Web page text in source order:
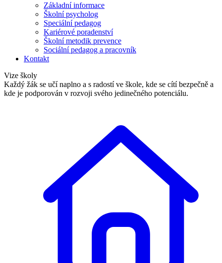
Základní informace
Školní psycholog
Speciální pedagog
Kariérové poradenství
Školní metodik prevence
Sociální pedagog a pracovník
Kontakt
Vize školy
Každý žák se učí naplno a s radostí ve škole, kde se cítí bezpečně a
kde je podporován v rozvoji svého jedinečného potenciálu.